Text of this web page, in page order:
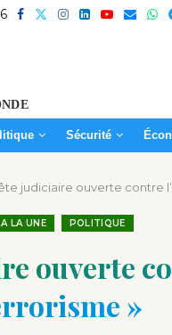
Sécurité
judiciaire ouverte contre
A LA UNE POLITIQUE
ouverte
»